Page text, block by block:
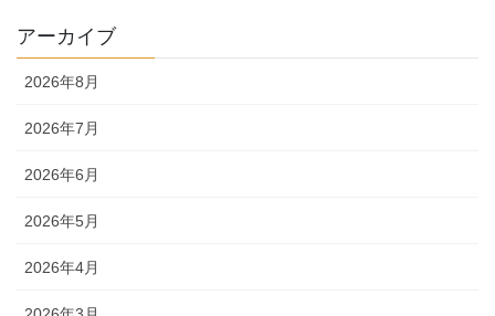
アーカイブ
2026年8月
2026年7月
2026年6月
2026年5月
2026年4月